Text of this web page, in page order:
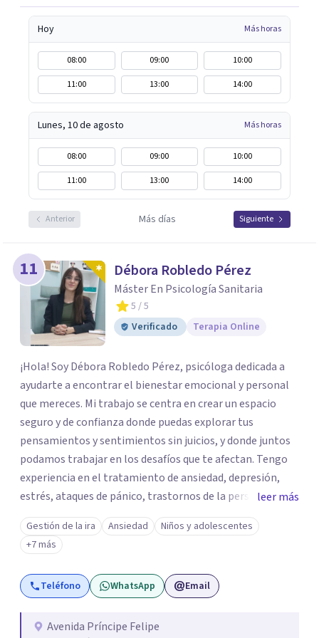
Hoy Más horas
08:00 09:00
10:00
11:00
13:00 14:00
Lunes, 10 de agosto Más horas
08:00 09:00
10:00
11:00
13:00 14:00
Anterior Más días Siguiente
11 Débora Robledo Pérez
Máster En Psicología Sanitaria
5 / 5
Verificado
Terapia Online
¡Hola! Soy Débora Robledo Pérez, psicóloga dedicada a
ayudarte a encontrar el bienestar emocional y personal
que mereces. Mi trabajo se centra en crear un espacio
seguro y de confianza donde puedas explorar tus
pensamientos y sentimientos sin juicios, y donde juntos
podamos trabajar en los desafíos que te afectan. Tengo
experiencia en el tratamiento de ansiedad, depresión,
estrés, ataques de pánico, trastornos de la personalidad y
el trastorno obsesivo-compulsivo (TOC). Mi enfoque
terapéutico se adapta a tus necesidades específicas,
utilizando herramientas y técnicas que te ayuden a
comprender y transformar aquello que te preocupa. Creo
firmemente que el bienestar emocional es un derecho y,
control sobre tu vida y tus emociones. Mi misión es que te
leer más
Gestión de la ira Ansiedad
Niños y adolescentes
+7 más
Teléfono WhatsApp Email
Avenida Príncipe Felipe